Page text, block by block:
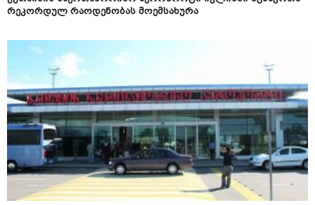
რეკორდულ რაოდენობას მოემსახურა